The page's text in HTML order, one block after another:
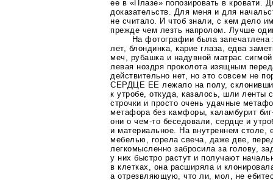
ее в «Плазе» попозировать в кровати.
доказательств. Для меня и для
не считало. И чтоб знали, с кем дело
прежде чем лезть напролом. Лучше
На фотографии была
лет, блондинка, карие глаза, едва
меч, рубашка и надувной матрас
левая ноздря проколота изящным
действительно нет, но это совсем не
СЕРДЦЕ ЕЕ лежало на полу,
к утробе, откуда, казалось, шли ленты
строчки и просто очень удачные
метафора без камфоры, каламбурит
они очем-то беседовали, сердце и
и материальное. На внутреннем столе,
мебелью, горела свеча, даже две,
легкомысленно забросила за голову,
у них быстро растут и получают
в клетках, она расширяла и
а отрезвляющую, что ли, мол, не